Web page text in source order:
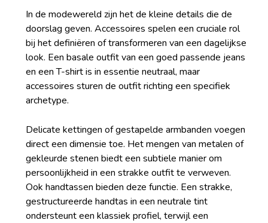
In de modewereld zijn het de kleine details die de
doorslag geven. Accessoires spelen een cruciale rol
bij het definiëren of transformeren van een dagelijkse
look. Een basale outfit van een goed passende jeans
en een T-shirt is in essentie neutraal, maar
accessoires sturen de outfit richting een specifiek
archetype.
Delicate kettingen of gestapelde armbanden voegen
direct een dimensie toe. Het mengen van metalen of
gekleurde stenen biedt een subtiele manier om
persoonlijkheid in een strakke outfit te verweven.
Ook handtassen bieden deze functie. Een strakke,
gestructureerde handtas in een neutrale tint
ondersteunt een klassiek profiel, terwijl een